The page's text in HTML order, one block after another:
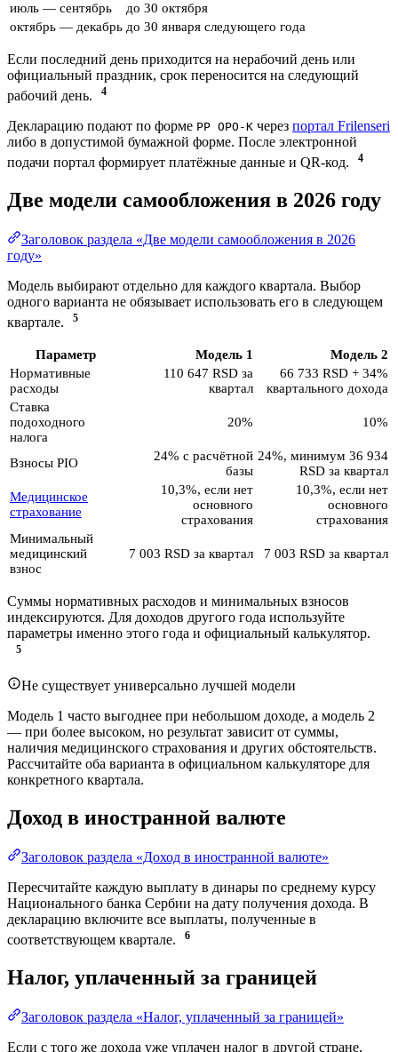
июль — сентябрь
до 30 октября
октябрь — декабрь до 30 января следующего года
Если последний день приходится на нерабочий день или
официальный праздник, срок переносится на следующий
рабочий день.
4
Декларацию подают по форме PP OPO-K через портал Frilenseri
либо в допустимой бумажной форме. После электронной
подачи портал формирует платёжные данные и QR-код.
4
Две модели самообложения в 2026 году
Заголовок раздела «Две модели самообложения в 2026
году»
Модель выбирают отдельно для каждого квартала. Выбор
одного варианта не обязывает использовать его в следующем
квартале.
5
Параметр Модель 1
Модель 2
Нормативные
расходы
110 647 RSD за
квартал
66 733 RSD + 34%
квартального дохода
Ставка
подоходного
налога
20% 10%
Взносы PIO
24% с расчётной
базы
24%, минимум 36 934
RSD за квартал
Медицинское
страхование
10,3%, если нет
основного
страхования
10,3%, если нет
основного
страхования
Минимальный
медицинский
взнос
7 003 RSD за квартал 7 003 RSD за квартал
Суммы нормативных расходов и минимальных взносов
индексируются. Для доходов другого года используйте
параметры именно этого года и официальный калькулятор.
5
Не существует универсально лучшей модели
Модель 1 часто выгоднее при небольшом доходе, а модель 2
— при более высоком, но результат зависит от суммы,
наличия медицинского страхования и других обстоятельств.
Рассчитайте оба варианта в официальном калькуляторе для
конкретного квартала.
Доход в иностранной валюте
Заголовок раздела «Доход в иностранной валюте»
Пересчитайте каждую выплату в динары по среднему курсу
Национального банка Сербии на дату получения дохода. В
декларацию включите все выплаты, полученные в
соответствующем квартале.
6
Налог, уплаченный за границей
Заголовок раздела «Налог, уплаченный за границей»
Если с того же дохода уже уплачен налог в другой стране,